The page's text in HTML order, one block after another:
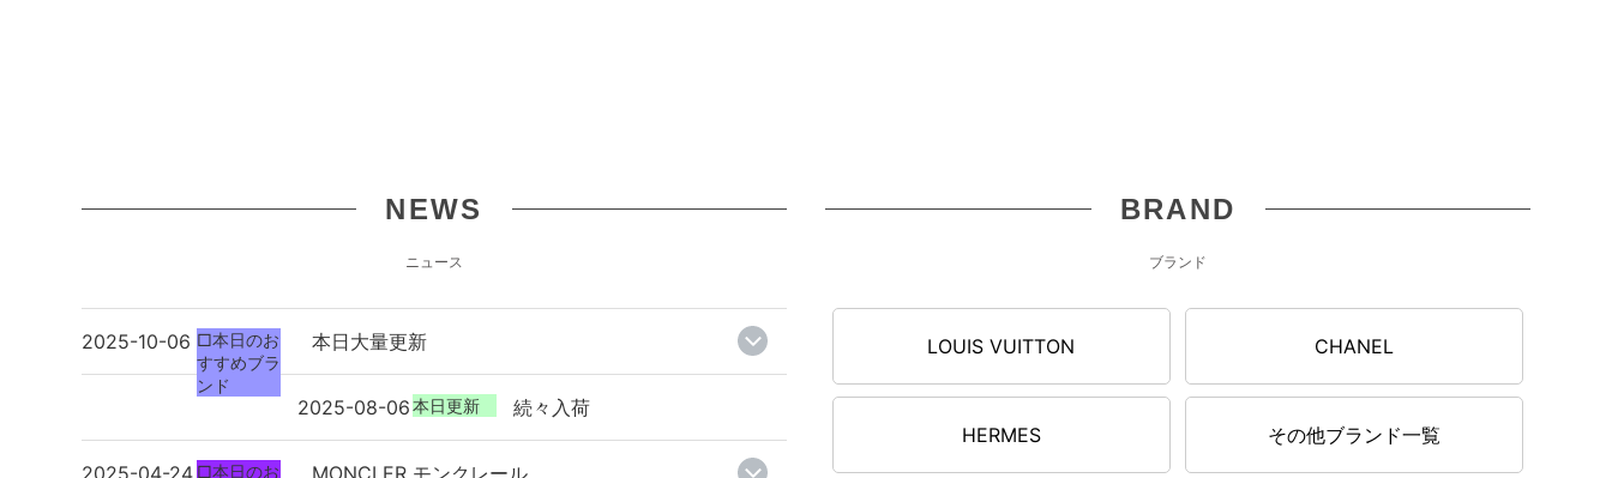
NEWS
ニュース
2025-10-06 □本日のお
すすめブラ
ンド
本日大量更新
2025-08-06本日更新 続々入荷
□本日のお
BRAND
ブランド
LOUIS VUITTON CHANEL
HERMES その他ブランド一覧